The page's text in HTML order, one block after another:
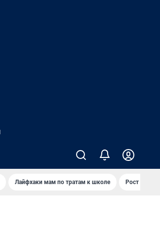
Лайфхаки мам по тратам к школе Рост цен на